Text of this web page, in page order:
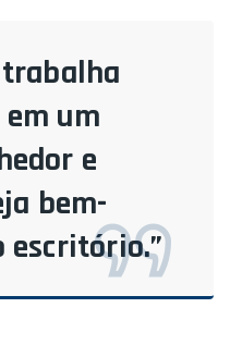
trabalha
um
e
bem-
escritório.”